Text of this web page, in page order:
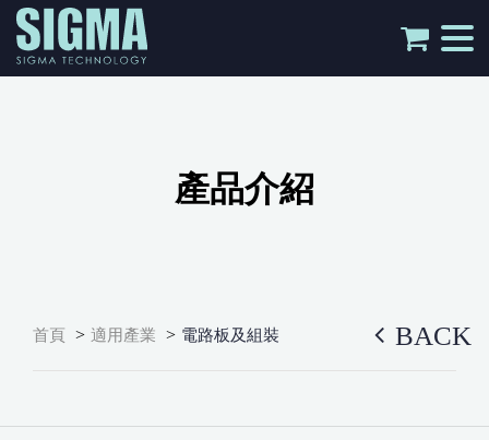
產品介紹
首頁 > 適用產業 > 電路板及組裝 BACK